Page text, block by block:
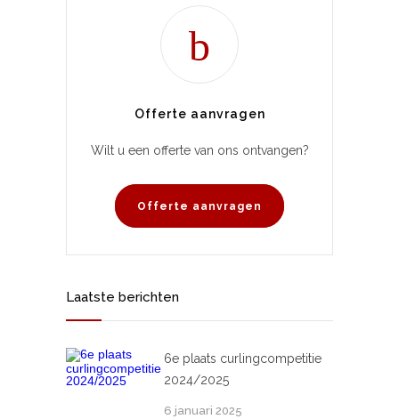
Offerte aanvragen
Wilt u een offerte van ons ontvangen?
Offerte aanvragen
Laatste berichten
6e plaats curlingcompetitie
2024/2025
6 januari 2025